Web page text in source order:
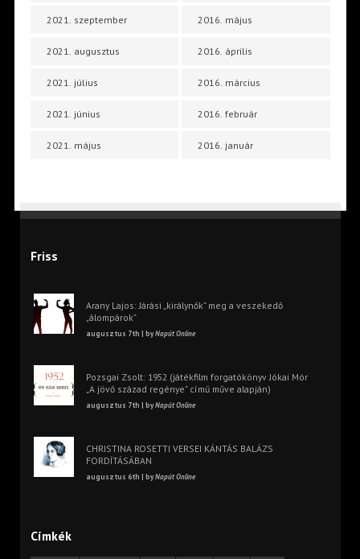
2021. szeptember
2021. augusztus
2021. július
2021. június
2021. május
2016. május
2016. április
2016. március
2016. február
2016. január
Friss
Arany Lajos: Járási „királynők” meg a veszekedő
„álompárok”
augusztus 7th | byNapút Online
Pozsgai Zsolt: 1952 (játékfilm forgatókönyv Jókai Mór
„A jövő század regénye” című műve alapján)
augusztus 7th | byNapút Online
CHRISTINA ROSETTI VERSEI KÁNTÁS BALÁZS
FORDÍTÁSÁBAN
augusztus 6th | byNapút Online
Címkék